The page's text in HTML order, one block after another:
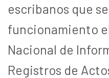
escribanos que
funcionamiento
Nacional de
Registros de